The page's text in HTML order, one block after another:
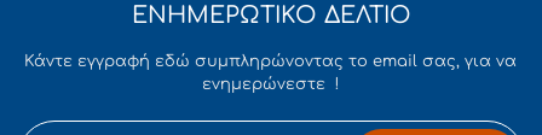
ΕΝΗΜΕΡΩΤΙΚΟ ΔΕΛΤΙΟ
Κάντε εγγραφή εδώ συμπληρώνοντας το email σας, για να
ενημερώνεστε !